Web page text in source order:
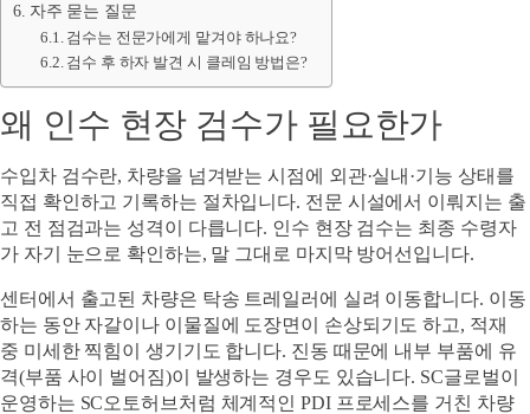
자주 묻는 질문
검수는 전문가에게 맡겨야 하나요?
검수 후 하자 발견 시 클레임 방법은?
왜 인수 현장 검수가 필요한가
수입차 검수란, 차량을 넘겨받는 시점에 외관·실내·기능 상태를
직접 확인하고 기록하는 절차입니다. 전문 시설에서 이뤄지는 출
고 전 점검과는 성격이 다릅니다. 인수 현장 검수는 최종 수령자
가 자기 눈으로 확인하는, 말 그대로 마지막 방어선입니다.
센터에서 출고된 차량은 탁송 트레일러에 실려 이동합니다. 이동
하는 동안 자갈이나 이물질에 도장면이 손상되기도 하고, 적재
중 미세한 찍힘이 생기기도 합니다. 진동 때문에 내부 부품에 유
격(부품 사이 벌어짐)이 발생하는 경우도 있습니다. SC글로벌이
운영하는 SC오토허브처럼 체계적인 PDI 프로세스를 거친 차량